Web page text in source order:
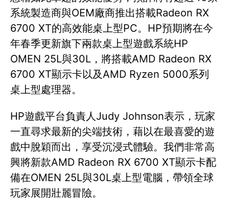
系統製造商與OEM廠商推出搭載Radeon RX
6700 XT的高效能桌上型PC。HP預期將在今
年春季更新旗下兩款桌上型遊戲系統HP
OMEN 25L與30L，將搭載AMD Radeon RX
6700 XT顯示卡以及AMD Ryzen 5000系列
桌上型處理器。
HP遊戲平台負責人Judy Johnson表示，玩家
一直尋求最新的尖端技術，藉以在最喜愛的遊
戲中脫穎而出，享受沉浸式體驗。我們非常高
興將新款AMD Radeon RX 6700 XT顯示卡配
備在OMEN 25L與30L桌上型電腦，帶領全球
玩家展開壯麗冒險。